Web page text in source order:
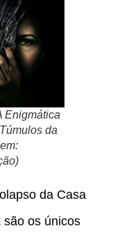
Enigmática
da
da Casa
são os únicos